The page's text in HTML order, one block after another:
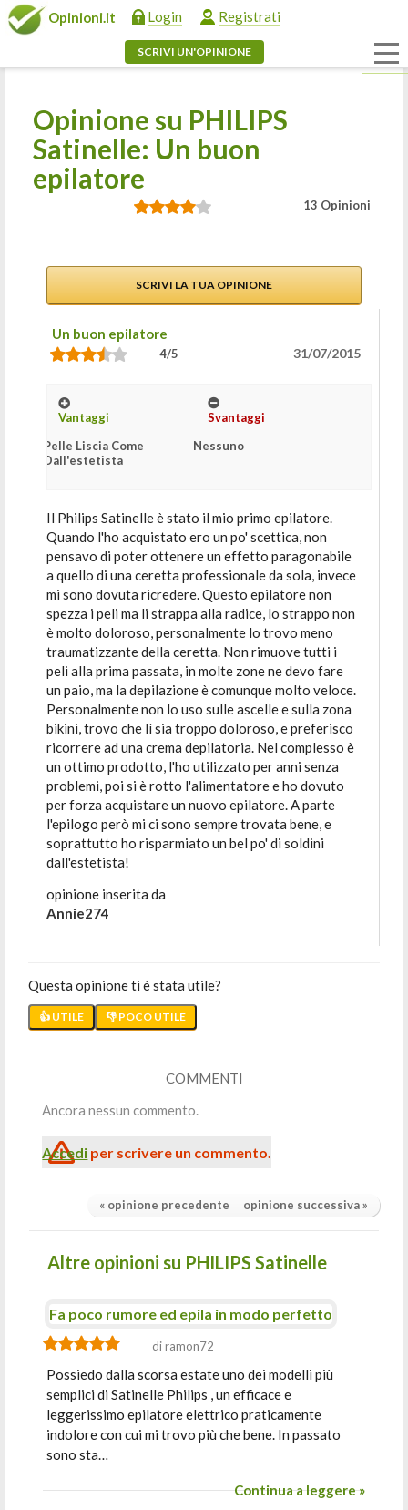
Opinioni.it Login Registrati
SCRIVI UN'OPINIONE
Opinione su PHILIPS
Satinelle: Un buon
epilatore
13 Opinioni
SCRIVI LA TUA OPINIONE
Un buon epilatore
4/5 31/07/2015
Vantaggi
Pelle Liscia Come
Dall'estetista
Svantaggi
Nessuno
Il Philips Satinelle è stato il mio primo epilatore.
Quando l'ho acquistato ero un po' scettica, non
pensavo di poter ottenere un effetto paragonabile
a quello di una ceretta professionale da sola, invece
mi sono dovuta ricredere. Questo epilatore non
spezza i peli ma li strappa alla radice, lo strappo non
è molto doloroso, personalmente lo trovo meno
traumatizzante della ceretta. Non rimuove tutti i
peli alla prima passata, in molte zone ne devo fare
un paio, ma la depilazione è comunque molto veloce.
Personalmente non lo uso sulle ascelle e sulla zona
bikini, trovo che lì sia troppo doloroso, e preferisco
ricorrere ad una crema depilatoria. Nel complesso è
un ottimo prodotto, l'ho utilizzato per anni senza
problemi, poi si è rotto l'alimentatore e ho dovuto
per forza acquistare un nuovo epilatore. A parte
l'epilogo però mi ci sono sempre trovata bene, e
soprattutto ho risparmiato un bel po' di soldini
dall'estetista!
opinione inserita da
Annie274
Questa opinione ti è stata utile?
👍 UTILE 👎 POCO UTILE
COMMENTI
Ancora nessun commento.
Accedi per scrivere un commento.
« opinione precedente opinione successiva »
Altre opinioni su PHILIPS Satinelle
Fa poco rumore ed epila in modo perfetto
di ramon72
Possiedo dalla scorsa estate uno dei modelli più
semplici di Satinelle Philips , un efficace e
leggerissimo epilatore elettrico praticamente
indolore con cui mi trovo più che bene. In passato
sono sta…
Continua a leggere »